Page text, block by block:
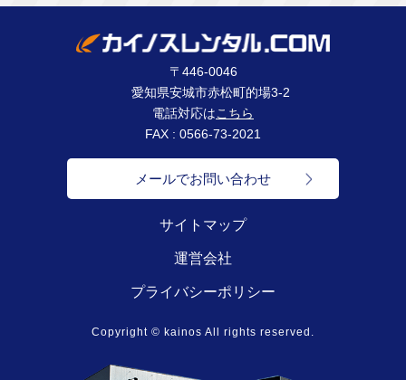
〒446-0046
愛知県安城市赤松町的場3-2
電話対応はこちら
FAX : 0566-73-2021
メールでお問い合わせ
サイトマップ
運営会社
プライバシーポリシー
Copyright © kainos All rights reserved.